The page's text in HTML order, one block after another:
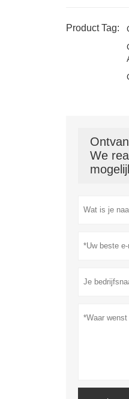
Product Tag:
We